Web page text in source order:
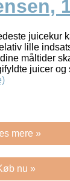
juicekur
lille
måltider
juicer og
mere »
nu »